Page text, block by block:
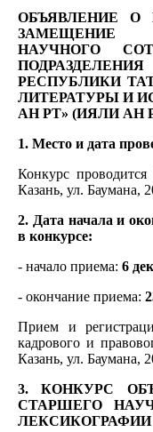
ОБЪЯВЛЕНИЕ О
ЗАМЕЩЕНИЕ
НАУЧНОГО
РЕСПУБЛИКИ
ЛИТЕРАТУРЫ И
АН РТ» (ИЯЛИ АН
1. Место и дата
Конкурс проводится
Казань, ул. Баумана,
2. Дата начала и
в конкурсе:
- начало приема: 6
- окончание приема:
Прием и
кадрового и
Казань, ул. Баумана,
3. КОНКУРС
СТАРШЕГО
ЛЕКСИКОГРАФИИ